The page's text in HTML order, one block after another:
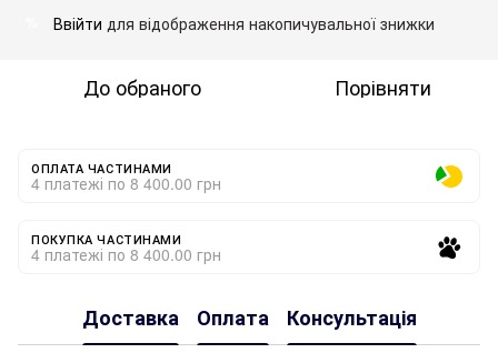
Ввійти для відображення накопичувальної знижки
До обраного Порівняти
ОПЛАТА ЧАСТИНАМИ
4 платежі по 8 400.00 грн
ПОКУПКА ЧАСТИНАМИ
4 платежі по 8 400.00 грн
Доставка Оплата Консультація